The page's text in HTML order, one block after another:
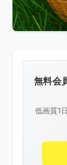
無料会
低画質1